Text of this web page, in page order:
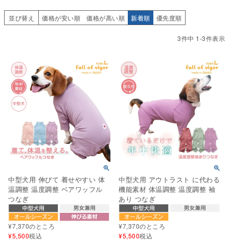
返品・交換について ご利用ガイド
検索
並び替え 価格が安い順 価格が高い順 新着順 優先度順
3件中 1-3件表示
中型犬用 伸びて 着せやすい 体
温調整 温度調整 ベアワッフル
つなぎ
¥7,370のところ
¥5,500税込
中型犬用 アウトラスト に代わる
機能素材 体温調整 温度調整 袖
あり つなぎ
¥7,370のところ
¥5,500税込